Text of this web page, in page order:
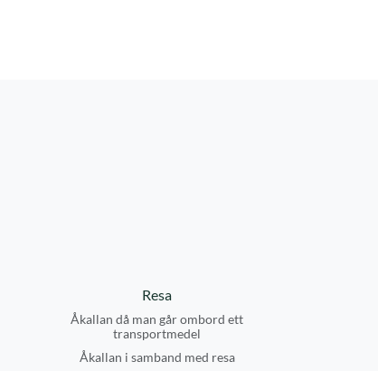
Resa
Åkallan då man går ombord ett
transportmedel
Åkallan i samband med resa